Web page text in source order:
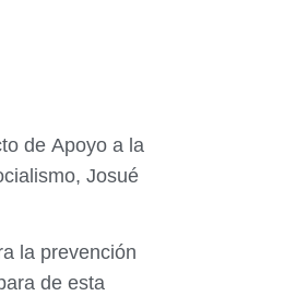
de Apoyo a la
Josué
la prevención
de esta